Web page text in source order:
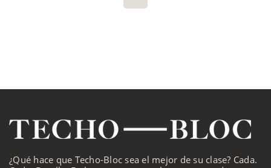
¿Qué hace que Techo-Bloc sea el mejor de su clase? Cada.